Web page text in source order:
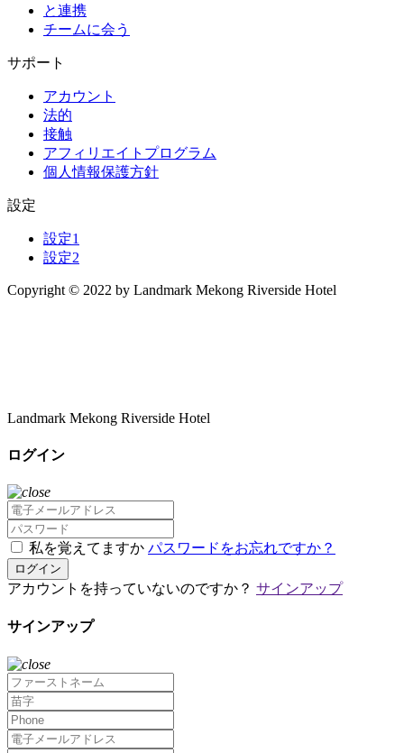
と連携
チームに会う
サポート
アカウント
法的
接触
アフィリエイトプログラム
個人情報保護方針
設定
設定1
設定2
Copyright © 2022 by Landmark Mekong Riverside Hotel
Landmark Mekong Riverside Hotel
ログイン
私を覚えてますか パスワードをお忘れですか？
ログイン
アカウントを持っていないのですか？ サインアップ
サインアップ